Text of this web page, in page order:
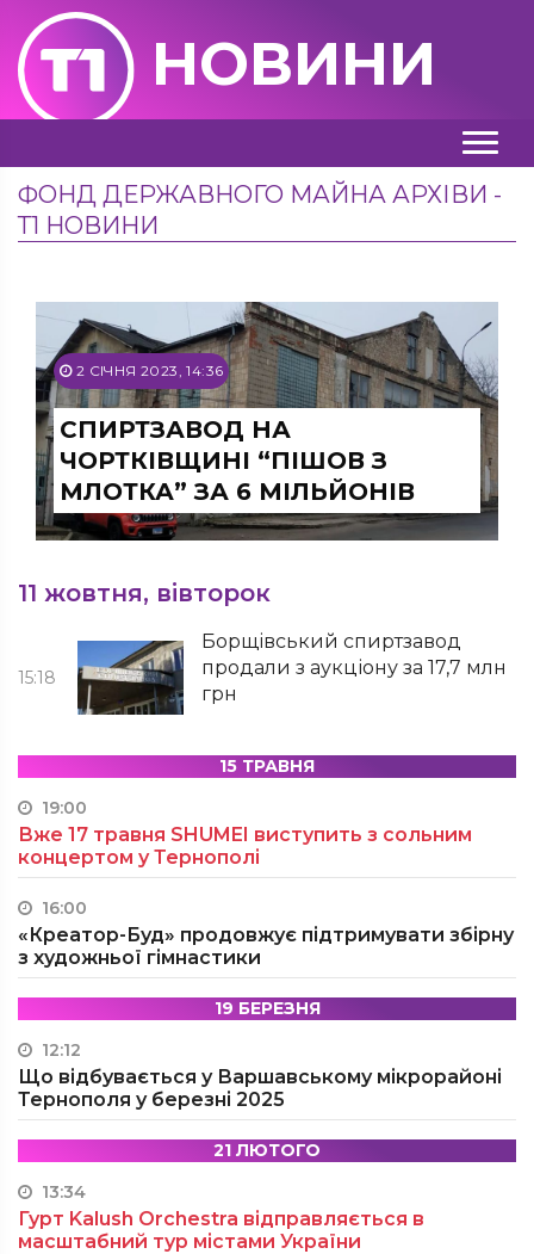
НОВИНИ
ФОНД ДЕРЖАВНОГО МАЙНА АРХІВИ -
Т1 НОВИНИ
2 СІЧНЯ 2023, 14:36
СПИРТЗАВОД НА
ЧОРТКІВЩИНІ “ПІШОВ З
МЛОТКА” ЗА 6 МІЛЬЙОНІВ
11 жовтня, вівторок
15:18
Борщівський спиртзавод
продали з аукціону за 17,7 млн
грн
15 ТРАВНЯ
19:00
Вже 17 травня SHUMEI виступить з сольним
концертом у Тернополі
16:00
«Креатор-Буд» продовжує підтримувати збірну
з художньої гімнастики
19 БЕРЕЗНЯ
12:12
Що відбувається у Варшавському мікрорайоні
Тернополя у березні 2025
21 ЛЮТОГО
13:34
Гурт Kalush Orchestra відправляється в
масштабний тур містами України